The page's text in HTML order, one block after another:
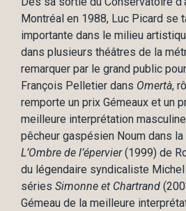
Montréal en 1988, Luc Picard se
importante dans le milieu
dans plusieurs théâtres de la
remarquer par le grand public
François Pelletier dans Omertà,
remporte un prix Gémeaux et un
meilleure interprétation
pêcheur gaspésien Noum dans
L’Ombre de l’épervier(1999) de
du légendaire syndicaliste Michel
séries Simonne et Chartrand
Gémeau de la meilleure